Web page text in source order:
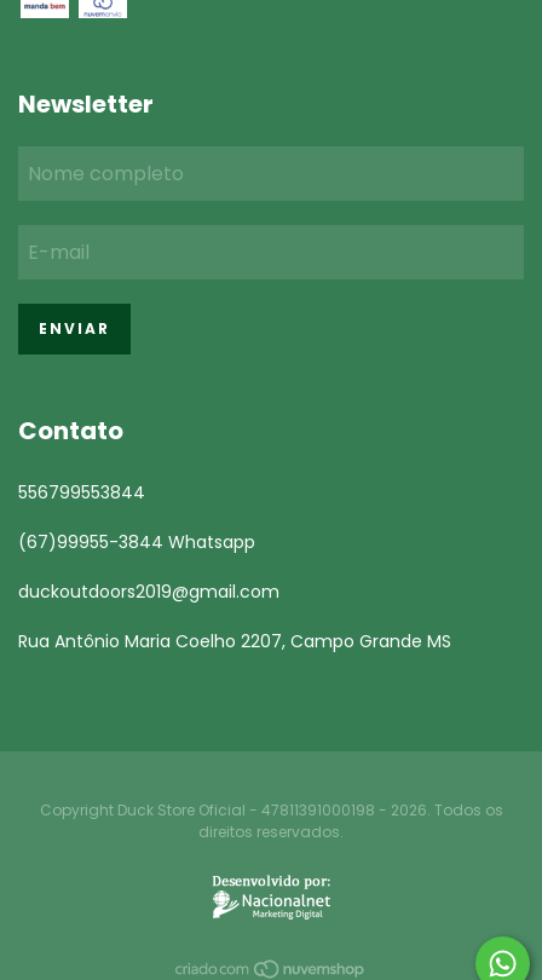
Newsletter
Contato
556799553844
(67)99955-3844 Whatsapp
duckoutdoors2019@gmail.com
Rua Antônio Maria Coelho 2207, Campo Grande MS
Copyright Duck Store Oficial - 47811391000198 - 2026. Todos os
direitos reservados.